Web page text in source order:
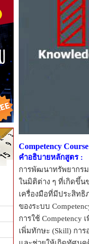
Competency Course
คำอธิบายหลักสูตร :
การพัฒนาทรัพยากรม
ในมิติต่าง ๆ ที่เกิดขึ้น
เครื่องมือที่มีประสิทธิ
ของระบบ
การใช้
เพิ่มทักษะ (Skill) กา